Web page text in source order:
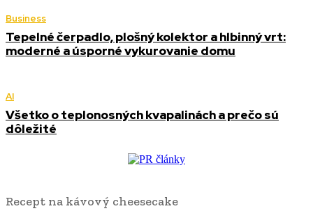
Business
Tepelné čerpadlo, plošný kolektor a hlbinný vrt:
moderné a úsporné vykurovanie domu
AI
Všetko o teplonosných kvapalinách a prečo sú
dôležité
Recept na kávový cheesecake